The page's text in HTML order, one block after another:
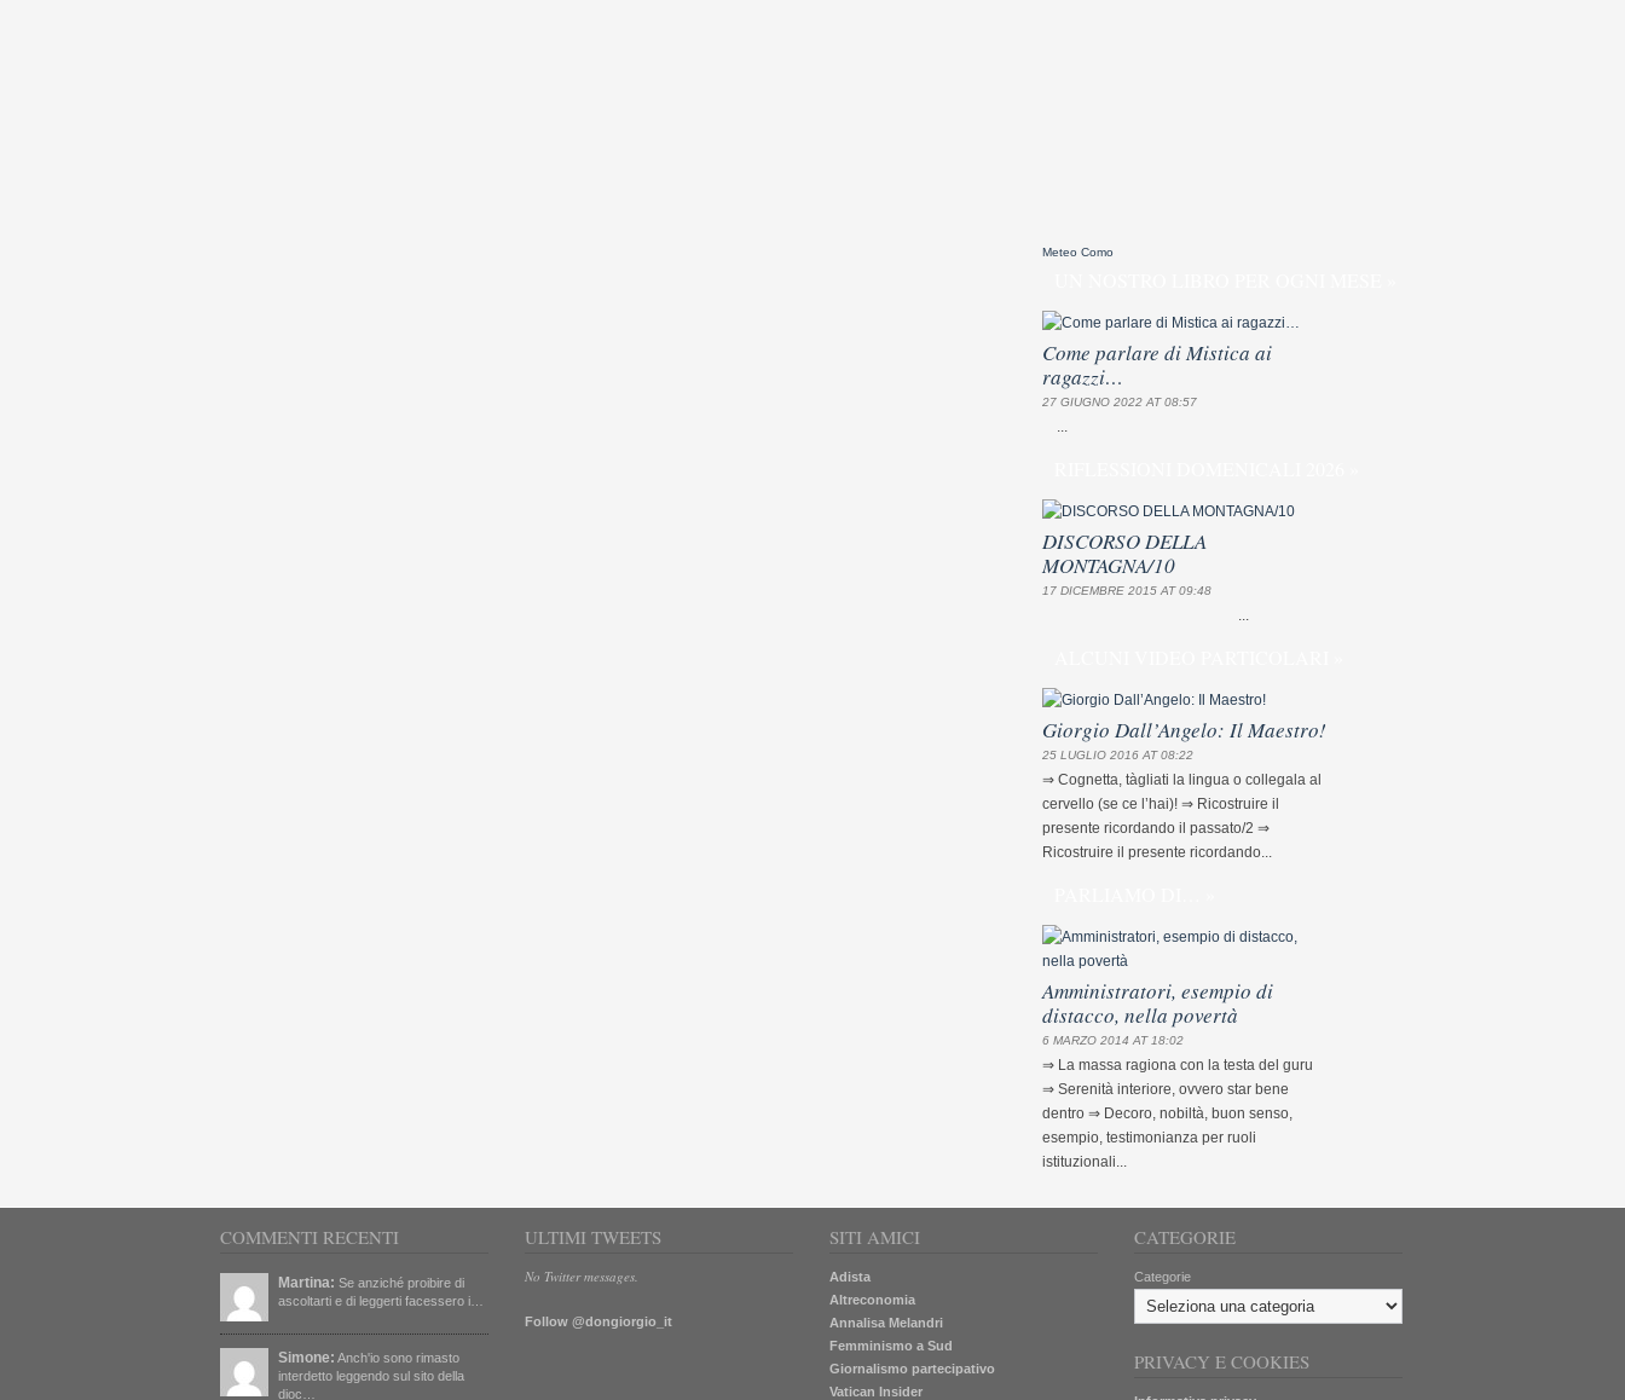
Meteo Como
Come parlare di Mistica ai
ragazzi…
27 GIUGNO 2022 AT 08:57
DISCORSO DELLA
MONTAGNA/10
17 DICEMBRE 2015 AT 09:48
Giorgio Dall’Angelo: Il Maestro!
25 LUGLIO 2016 AT 08:22
⇒ Cognetta, tàgliati la lingua o collegala al
cervello (se ce l’hai)! ⇒ Ricostruire il
presente ricordando il passato/2 ⇒
Ricostruire il presente ricordando...
Amministratori, esempio di
distacco, nella povertà
6 MARZO 2014 AT 18:02
⇒ La massa ragiona con la testa del guru
⇒ Serenità interiore, ovvero star bene
dentro ⇒ Decoro, nobiltà, buon senso,
esempio, testimonianza per ruoli
istituzionali...
COMMENTI RECENTI
Martina: Se anziché proibire di
ascoltarti e di leggerti facessero i…
Simone: Anch'io sono rimasto
interdetto leggendo sul sito della
dioc…
ULTIMI TWEETS
No Twitter messages.
Follow @dongiorgio_it
SITI AMICI
Adista
Altreconomia
Annalisa Melandri
Femminismo a Sud
Giornalismo partecipativo
Vatican Insider
CATEGORIE
Categorie
PRIVACY E COOKIES